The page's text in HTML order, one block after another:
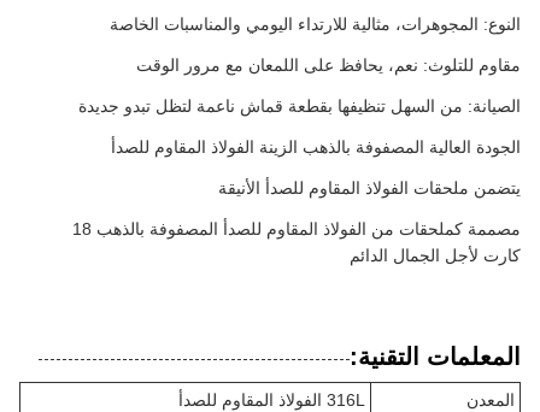
النوع: المجوهرات، مثالية للارتداء اليومي والمناسبات الخاصة
مقاوم للتلوث: نعم، يحافظ على اللمعان مع مرور الوقت
الصيانة: من السهل تنظيفها بقطعة قماش ناعمة لتظل تبدو جديدة
الجودة العالية المصفوفة بالذهب الزينة الفولاذ المقاوم للصدأ
يتضمن ملحقات الفولاذ المقاوم للصدأ الأنيقة
مصممة كملحقات من الفولاذ المقاوم للصدأ المصفوفة بالذهب 18
كارت لأجل الجمال الدائم
المعلمات التقنية:
المعدن 316L الفولاذ المقاوم للصدأ